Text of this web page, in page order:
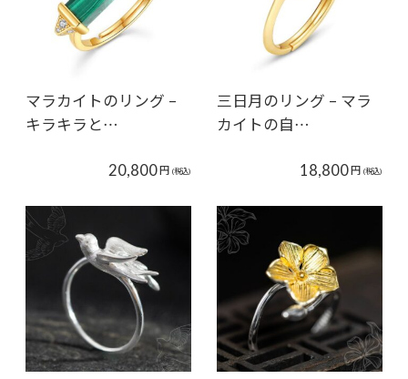
マラカイトのリング –
キラキラと…
20,800円 (税込)
三日月のリング – マラ
カイトの自…
18,800円 (税込)